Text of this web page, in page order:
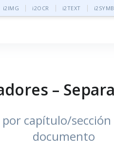
i2IMG i2OCR i2TEXT
–
capítulo/
documento